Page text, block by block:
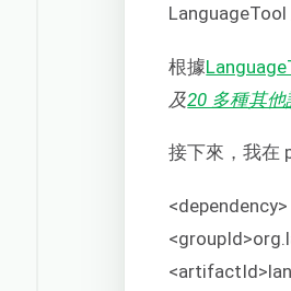
LanguageTool
根據
及20 多種其他
接下來，我在
<dependency>